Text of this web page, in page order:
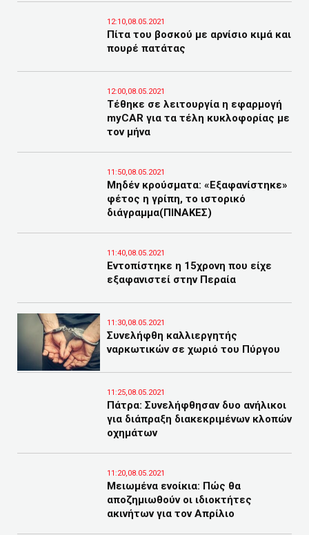
12:10,08.05.2021
Πίτα του βοσκού με αρνίσιο κιμά και
πουρέ πατάτας
12:00,08.05.2021
Τέθηκε σε λειτουργία η εφαρμογή
myCAR για τα τέλη κυκλοφορίας με
τον μήνα
11:50,08.05.2021
Μηδέν κρούσματα: «Εξαφανίστηκε»
φέτος η γρίπη, το ιστορικό
διάγραμμα(ΠΙΝΑΚΕΣ)
11:40,08.05.2021
Εντοπίστηκε η 15χρονη που είχε
εξαφανιστεί στην Περαία
11:30,08.05.2021
Συνελήφθη καλλιεργητής
ναρκωτικών σε χωριό του Πύργου
11:25,08.05.2021
Πάτρα: Συνελήφθησαν δυο ανήλικοι
για διάπραξη διακεκριμένων κλοπών
οχημάτων
11:20,08.05.2021
Μειωμένα ενοίκια: Πώς θα
αποζημιωθούν οι ιδιοκτήτες
ακινήτων για τον Απρίλιο